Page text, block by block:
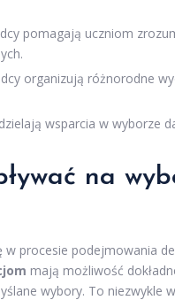
pomagają uczniom
organizują różnorodne
wsparcia w wyborze
na
procesie podejmowania
mają możliwość
wybory. To niezwykle